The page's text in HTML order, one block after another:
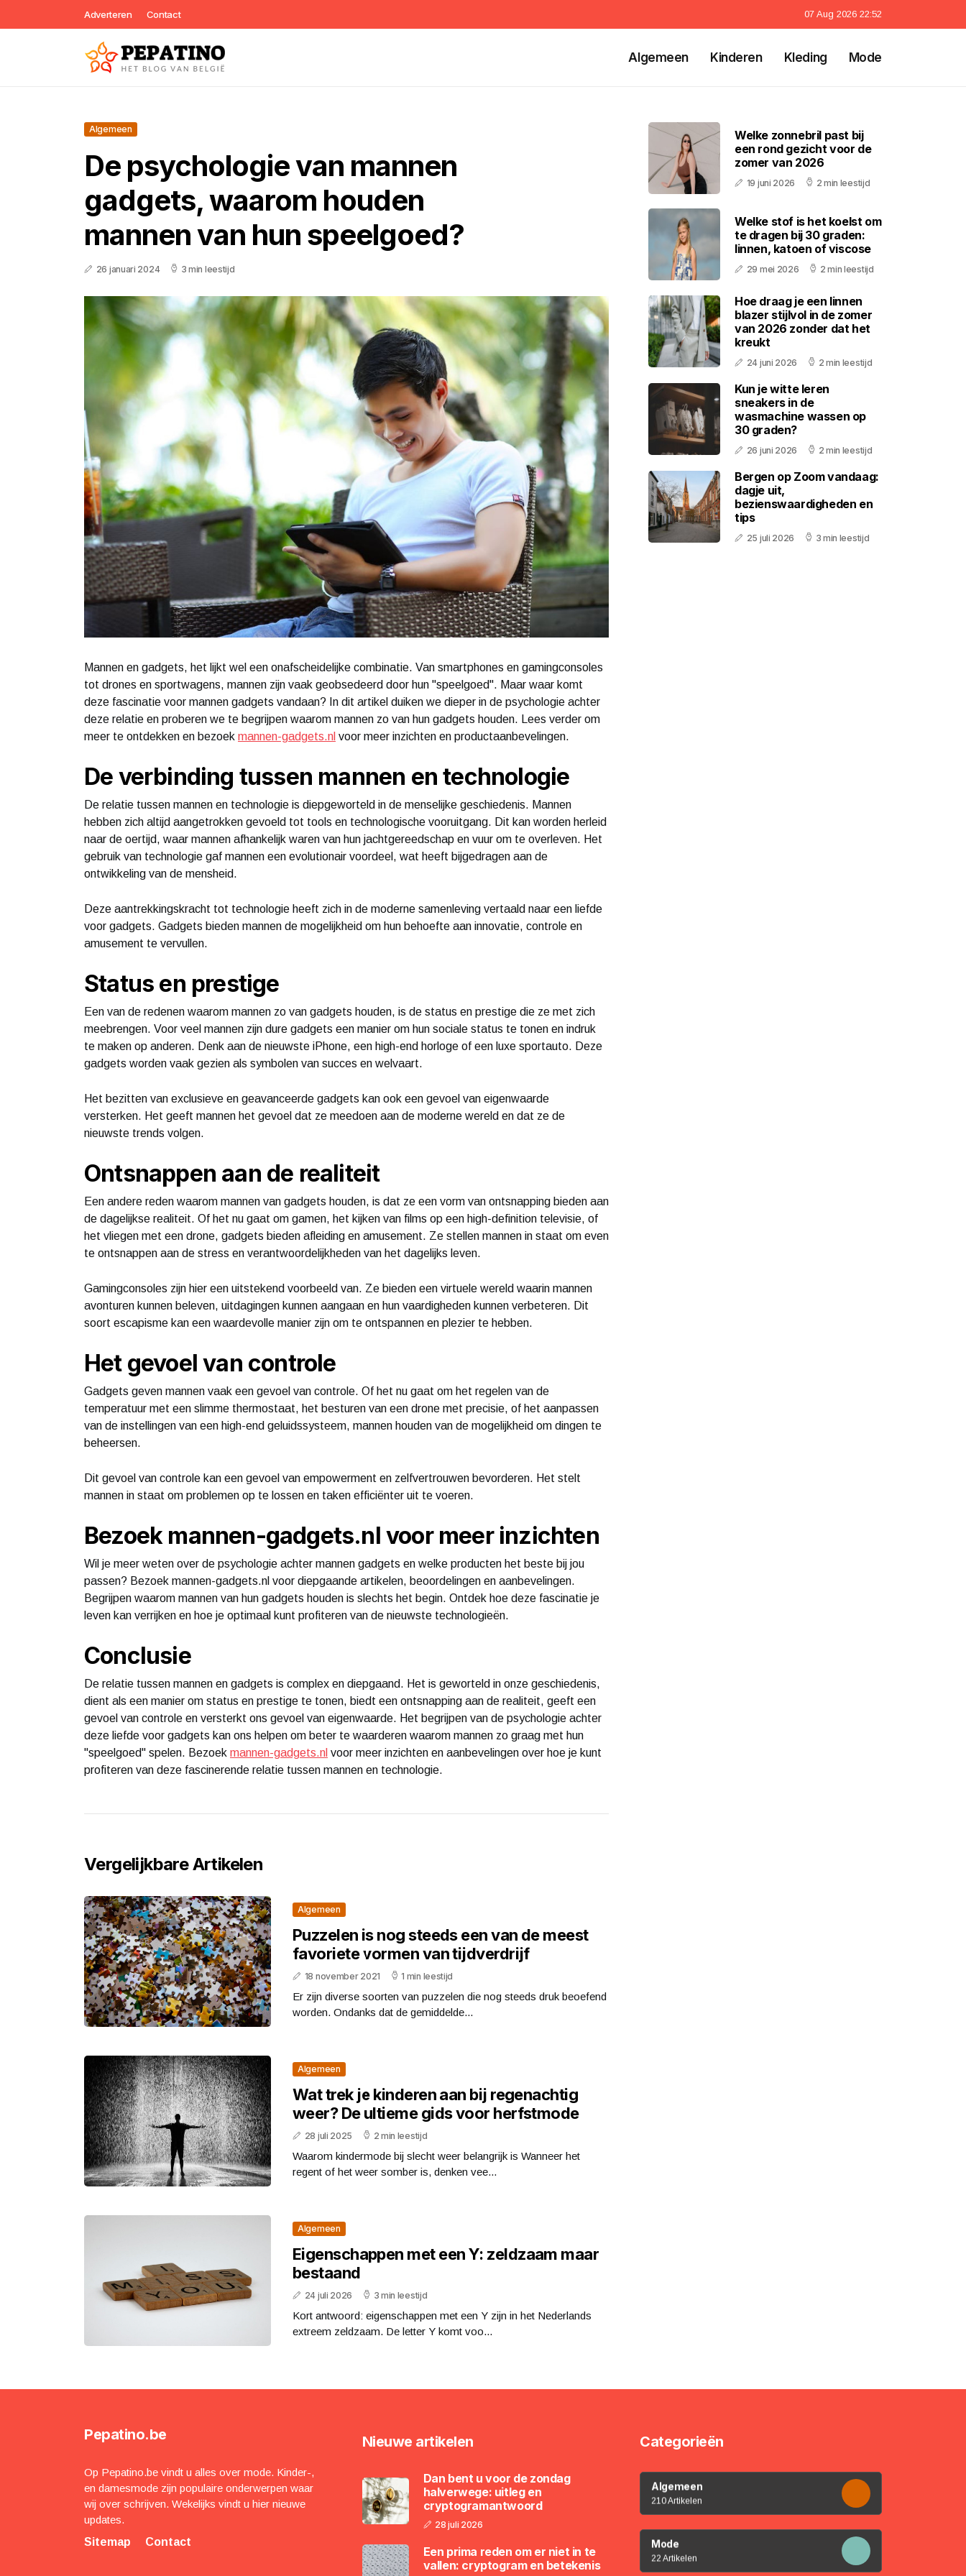
Adverteren Contact 07 Aug 2026 22:52
Algemeen Kinderen Kleding Mode
Algemeen
De psychologie van mannen
gadgets, waarom houden
mannen van hun speelgoed?
26 januari 2024 3 min leestijd
Mannen en gadgets, het lijkt wel een onafscheidelijke combinatie. Van smartphones en gamingconsoles
tot drones en sportwagens, mannen zijn vaak geobsedeerd door hun "speelgoed". Maar waar komt
deze fascinatie voor mannen gadgets vandaan? In dit artikel duiken we dieper in de psychologie achter
deze relatie en proberen we te begrijpen waarom mannen zo van hun gadgets houden. Lees verder om
meer te ontdekken en bezoek mannen-gadgets.nl voor meer inzichten en productaanbevelingen.
De verbinding tussen mannen en technologie
De relatie tussen mannen en technologie is diepgeworteld in de menselijke geschiedenis. Mannen
hebben zich altijd aangetrokken gevoeld tot tools en technologische vooruitgang. Dit kan worden herleid
naar de oertijd, waar mannen afhankelijk waren van hun jachtgereedschap en vuur om te overleven. Het
gebruik van technologie gaf mannen een evolutionair voordeel, wat heeft bijgedragen aan de
ontwikkeling van de mensheid.
Deze aantrekkingskracht tot technologie heeft zich in de moderne samenleving vertaald naar een liefde
voor gadgets. Gadgets bieden mannen de mogelijkheid om hun behoefte aan innovatie, controle en
amusement te vervullen.
Status en prestige
Een van de redenen waarom mannen zo van gadgets houden, is de status en prestige die ze met zich
meebrengen. Voor veel mannen zijn dure gadgets een manier om hun sociale status te tonen en indruk
te maken op anderen. Denk aan de nieuwste iPhone, een high-end horloge of een luxe sportauto. Deze
gadgets worden vaak gezien als symbolen van succes en welvaart.
Het bezitten van exclusieve en geavanceerde gadgets kan ook een gevoel van eigenwaarde
versterken. Het geeft mannen het gevoel dat ze meedoen aan de moderne wereld en dat ze de
nieuwste trends volgen.
Ontsnappen aan de realiteit
Een andere reden waarom mannen van gadgets houden, is dat ze een vorm van ontsnapping bieden aan
de dagelijkse realiteit. Of het nu gaat om gamen, het kijken van films op een high-definition televisie, of
het vliegen met een drone, gadgets bieden afleiding en amusement. Ze stellen mannen in staat om even
te ontsnappen aan de stress en verantwoordelijkheden van het dagelijks leven.
Gamingconsoles zijn hier een uitstekend voorbeeld van. Ze bieden een virtuele wereld waarin mannen
avonturen kunnen beleven, uitdagingen kunnen aangaan en hun vaardigheden kunnen verbeteren. Dit
soort escapisme kan een waardevolle manier zijn om te ontspannen en plezier te hebben.
Het gevoel van controle
Gadgets geven mannen vaak een gevoel van controle. Of het nu gaat om het regelen van de
temperatuur met een slimme thermostaat, het besturen van een drone met precisie, of het aanpassen
van de instellingen van een high-end geluidssysteem, mannen houden van de mogelijkheid om dingen te
beheersen.
Dit gevoel van controle kan een gevoel van empowerment en zelfvertrouwen bevorderen. Het stelt
mannen in staat om problemen op te lossen en taken efficiënter uit te voeren.
Bezoek mannen-gadgets.nl voor meer inzichten
Wil je meer weten over de psychologie achter mannen gadgets en welke producten het beste bij jou
passen? Bezoek mannen-gadgets.nl voor diepgaande artikelen, beoordelingen en aanbevelingen.
Begrijpen waarom mannen van hun gadgets houden is slechts het begin. Ontdek hoe deze fascinatie je
leven kan verrijken en hoe je optimaal kunt profiteren van de nieuwste technologieën.
Conclusie
De relatie tussen mannen en gadgets is complex en diepgaand. Het is geworteld in onze geschiedenis,
dient als een manier om status en prestige te tonen, biedt een ontsnapping aan de realiteit, geeft een
gevoel van controle en versterkt ons gevoel van eigenwaarde. Het begrijpen van de psychologie achter
deze liefde voor gadgets kan ons helpen om beter te waarderen waarom mannen zo graag met hun
"speelgoed" spelen. Bezoek mannen-gadgets.nl voor meer inzichten en aanbevelingen over hoe je kunt
profiteren van deze fascinerende relatie tussen mannen en technologie.
Vergelijkbare Artikelen
Algemeen
Puzzelen is nog steeds een van de meest
favoriete vormen van tijdverdrijf
18 november 2021 1 min leestijd
Er zijn diverse soorten van puzzelen die nog steeds druk beoefend
worden. Ondanks dat de gemiddelde...
Algemeen
Wat trek je kinderen aan bij regenachtig
weer? De ultieme gids voor herfstmode
28 juli 2025 2 min leestijd
Waarom kindermode bij slecht weer belangrijk is Wanneer het
regent of het weer somber is, denken vee...
Algemeen
Eigenschappen met een Y: zeldzaam maar
bestaand
24 juli 2026 3 min leestijd
Kort antwoord: eigenschappen met een Y zijn in het Nederlands
extreem zeldzaam. De letter Y komt voo...
Welke zonnebril past bij
een rond gezicht voor de
zomer van 2026
19 juni 2026 2 min leestijd
Welke stof is het koelst om
te dragen bij 30 graden:
linnen, katoen of viscose
29 mei 2026 2 min leestijd
Hoe draag je een linnen
blazer stijlvol in de zomer
van 2026 zonder dat het
kreukt
24 juni 2026 2 min leestijd
Kun je witte leren
sneakers in de
wasmachine wassen op
30 graden?
26 juni 2026 2 min leestijd
Bergen op Zoom vandaag:
dagje uit,
bezienswaardigheden en
tips
25 juli 2026 3 min leestijd
Pepatino.be
Op Pepatino.be vindt u alles over mode. Kinder-,
en damesmode zijn populaire onderwerpen waar
wij over schrijven. Wekelijks vindt u hier nieuwe
updates.
Sitemap
Contact
Nieuwe artikelen
Dan bent u voor de zondag
halverwege: uitleg en
cryptogramantwoord
28 juli 2026
Een prima reden om er niet in te
vallen: cryptogram en betekenis
Categorieën
Algemeen
210 Artikelen
Mode
22 Artikelen